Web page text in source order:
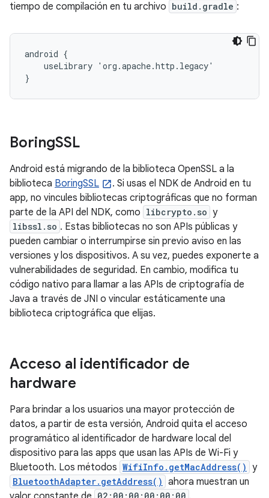
tiempo de compilación en tu archivo build.gradle :
android {
    useLibrary 'org.apache.http.legacy'
}
BoringSSL
Android está migrando de la biblioteca OpenSSL a la
biblioteca BoringSSL
. Si usas el NDK de Android en tu
app, no vincules bibliotecas criptográficas que no forman
parte de la API del NDK, como libcrypto.so y
libssl.so . Estas bibliotecas no son APIs públicas y
pueden cambiar o interrumpirse sin previo aviso en las
versiones y los dispositivos. A su vez, puedes exponerte a
vulnerabilidades de seguridad. En cambio, modifica tu
código nativo para llamar a las APIs de criptografía de
Java a través de JNI o vincular estáticamente una
biblioteca criptográfica que elijas.
Acceso al identificador de
hardware
Para brindar a los usuarios una mayor protección de
datos, a partir de esta versión, Android quita el acceso
programático al identificador de hardware local del
dispositivo para las apps que usan las APIs de Wi-Fi y
Bluetooth. Los métodos WifiInfo.getMacAddress() y
BluetoothAdapter.getAddress() ahora muestran un